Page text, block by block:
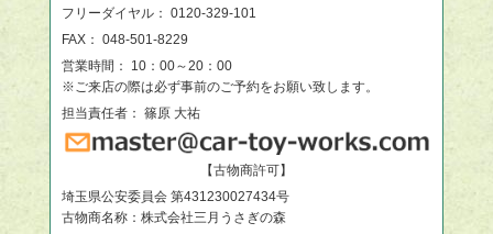
フリーダイヤル： 0120-329-101
FAX： 048-501-8229
営業時間： 10：00～20：00
※ご来店の際は必ず事前のご予約をお願い致します。
担当責任者： 篠原 大祐
【古物商許可】
埼玉県公安委員会 第431230027434号
古物商名称：株式会社三月うさぎの森